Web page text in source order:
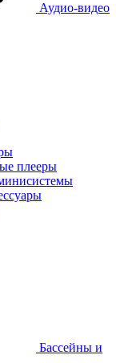
Аудио-видео
плееры
Бассейны и